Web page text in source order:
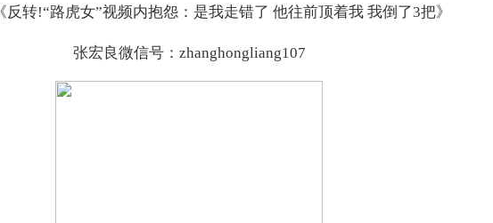
!“路虎女”视频内抱怨：是我走错了 他往前顶着我 我倒了3把》
张宏良微信号：zhanghongliang107